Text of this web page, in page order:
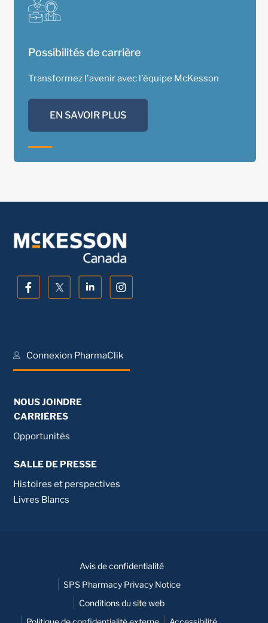
Possibilités de carrière
Transformez l'avenir avec l'équipe McKesson
EN SAVOIR PLUS
Connexion PharmaClik
NOUS JOINDRE
CARRIÈRES
Opportunités
SALLE DE PRESSE
Histoires et perspectives
Livres Blancs
Avis de confidentialité
SPS Pharmacy Privacy Notice
Conditions du site web